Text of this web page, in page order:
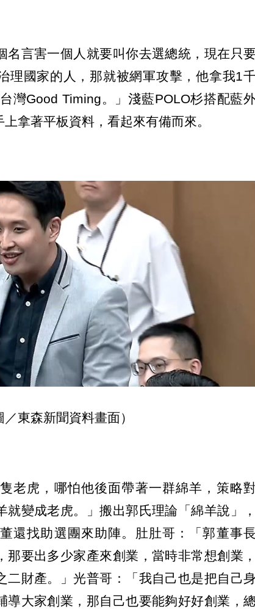
名言害一個人就要叫你去選總統，現在只
理國家的人，那就被網軍攻擊，他拿我1
灣Good Timing。」淺藍POLO杉搭配藍
拿著平板資料，看起來有備而來。
東森新聞資料畫面）
老虎，哪怕他後面帶著一群綿羊，策略對
就變成老虎。」搬出郭氏理論「綿羊說」，
還找助選團來助陣。肚肚哥：「郭董事
要出多少家產來創業，當時非常想創業，
二財產。」光普哥：「我自己也是把自己身
導大家創業，那自己也要能夠好好創業，總